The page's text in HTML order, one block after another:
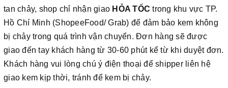
tan chảy, shop chỉ nhận giao HỎA TỐCtrong khu vực TP.
Hồ Chí Minh (ShopeeFood/ Grab) để đảm bảo kem không
bị chảy trong quá trình vận chuyển. Đơn hàng sẽ được
giao đến tay khách hàng từ 30-60 phút kể từ khi duyệt đơn.
Khách hàng vui lòng chú ý điện thoại để shipper liên hệ
giao kem kịp thời, tránh để kem bị chảy.